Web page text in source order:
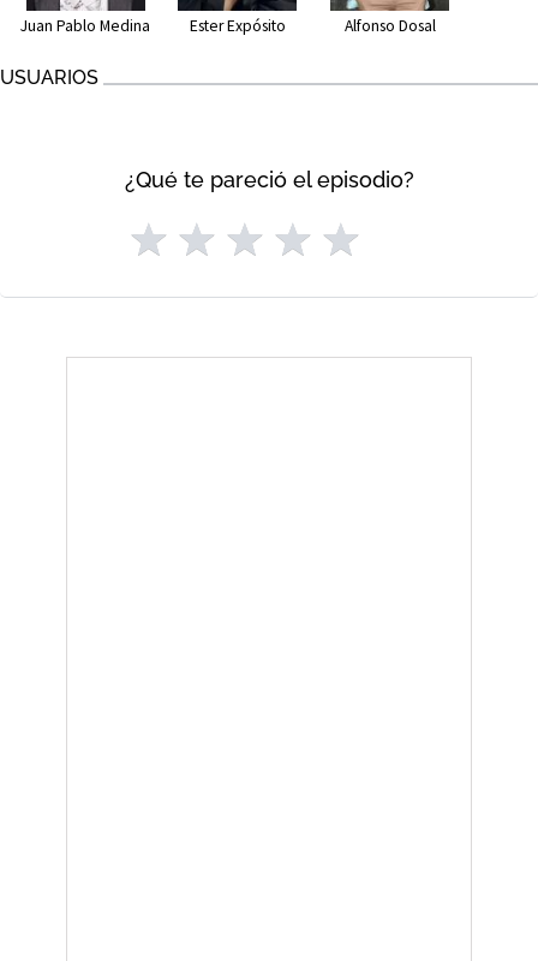
Juan Pablo Medina Ester Expósito Alfonso Dosal
USUARIOS
¿Qué te pareció el episodio?